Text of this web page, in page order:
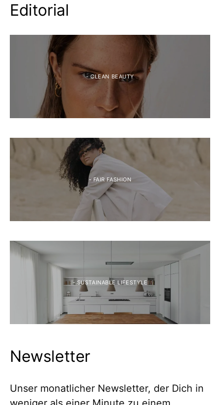
Editorial
- CLEAN BEAUTY
- FAIR FASHION
- SUSTAINABLE LIFESTYLE
Newsletter
Unser monatlicher Newsletter, der Dich in